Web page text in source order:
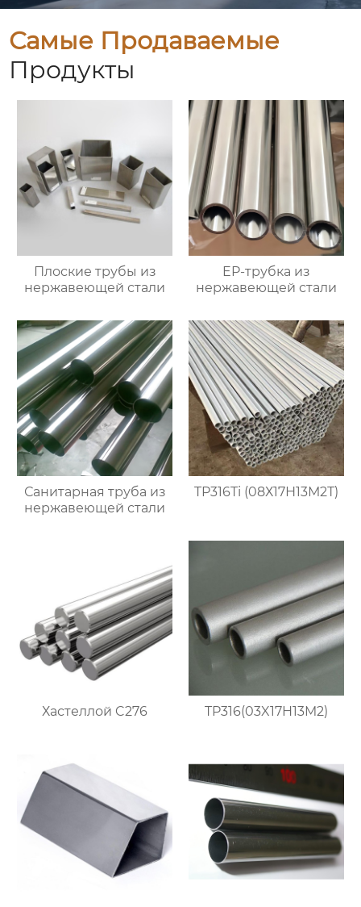
Самые Продаваемые
Продукты
Плоские трубы из
нержавеющей стали
EP-трубка из
нержавеющей стали
Санитарная труба из
нержавеющей стали
TP316Ti (08Х17Н13М2Т)
Хастеллой C276 TP316(03X17H13M2)